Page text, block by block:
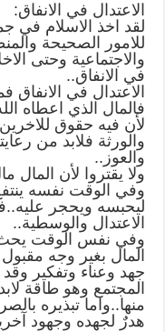
الاعتدال في الانفاق:
لقد اخذ الاسلام في
للامور الصحيحة
والاجتماعية وحتى
في الانفاق..
الاعتدال في
فالمال الذي اعطاه
لأن فيه حقوق
والورثة فلابد من
والعوز..
ولا يقتروا لأن المال
وفي الوقت نفسه
ليحبسه ويحجر
الاعتدال والوسطية..
وفي نفس الوقت يحث
المال بغير وجه
جهد وعناء وتفكير
المجتمع وهو طاقة
منها..واما تبذيره
هدرٌ لجهده وجهود